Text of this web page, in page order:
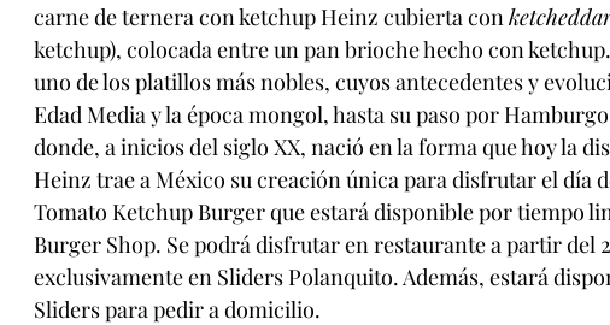
carne de ternera con ketchup Heinz cubierta con
ketchup), colocada entre un pan brioche hecho con
uno de los platillos más nobles, cuyos antecedentes y
Edad Media y la época mongol, hasta su paso por
donde, a inicios del siglo XX, nació en la forma que hoy la
Heinz trae a México su creación única para disfrutar el día
Tomato Ketchup Burger que estará disponible por tiempo
Burger Shop. Se podrá disfrutar en restaurante a partir del
exclusivamente en Sliders Polanquito. Además, estará
Sliders para pedir a domicilio.